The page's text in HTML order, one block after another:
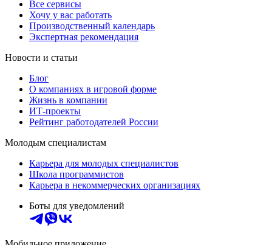
Все сервисы
Хочу у вас работать
Производственный календарь
Экспертная рекомендация
Новости и статьи
Блог
О компаниях в игровой форме
Жизнь в компании
ИТ-проекты
Рейтинг работодателей России
Молодым специалистам
Карьера для молодых специалистов
Школа программистов
Карьера в некоммерческих организациях
Боты для уведомлений